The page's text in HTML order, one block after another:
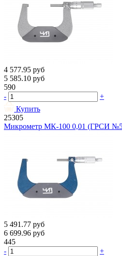
4 577.95 руб
5 585.10 руб
590
-
+
Купить
25305
Микрометр МК-100 0,01 (ГРСИ
5 491.77 руб
6 699.96 руб
445
-
+